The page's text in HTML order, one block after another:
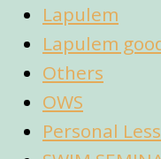
Lapulem
Lapulem
Others
OWS
Personal